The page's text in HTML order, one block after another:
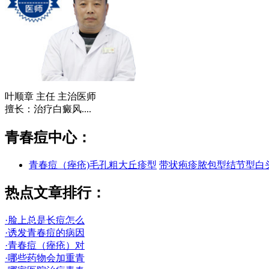
叶顺章 主任 主治医师
擅长：治疗白癜风....
青春痘中心：
青春痘（痤疮)毛孔粗大 丘疹型 带状疱疹脓包型结节型白
热点文章排行：
·脸上总是长痘怎么
·诱发青春痘的病因
·青春痘（痤疮）对
·哪些药物会加重青